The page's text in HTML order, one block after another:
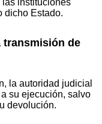
dicho Estado.
transmisión de
la autoridad judicial
su ejecución, salvo
devolución.